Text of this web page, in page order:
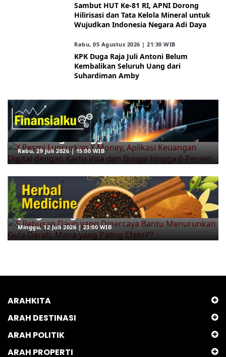
Sambut HUT Ke-81 RI, APNI Dorong
Hilirisasi dan Tata Kelola Mineral untuk
Wujudkan Indonesia Negara Adi Daya
Rabu, 05 Agustus 2026 | 21:30 WIB
KPK Duga Raja Juli Antoni Belum
Kembalikan Seluruh Uang dari
Suhardiman Amby
X Resmi Luncurkan X Money, Aplikasi
Keuangan Digital dengan Kartu Visa
dan Bunga hingga 6 Persen
Rabu, 29 Juli 2026 | 15:00 WIB
5 Rebusan Daun yang Dipercaya
Bantu Menurunkan Gula Darah, Mana
yang Paling Efektif?
Minggu, 12 Juli 2026 | 23:00 WIB
ARAHKITA
ARAH DESTINASI
ARAH POLITIK
ARAH PROPERTI